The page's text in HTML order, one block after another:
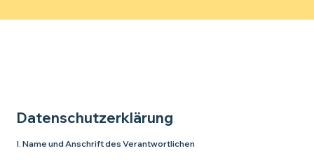
Datenschutzerklärung
I. Name und Anschrift des Verantwortlichen